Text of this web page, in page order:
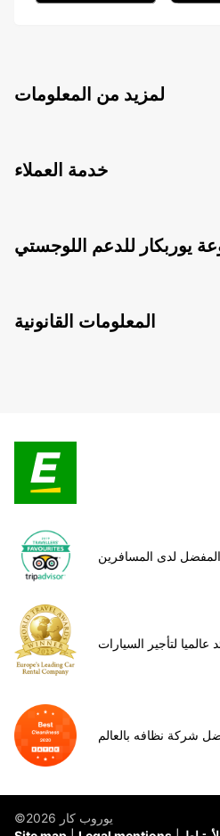
لمزيد من المعلومات
خدمة العملاء
يوربكار للدعم اللوجستي
المعلومات القانونية
المفضل لدى المسافرين
عالميا لتأجير السيارات
شركة نظافه بالعالم
©يوروب كار 2026